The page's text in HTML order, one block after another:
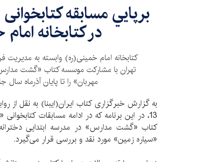
برپايي مسابقه
در کتابخانه
تهران با مشارکت موسسه کتاب «گشت
مهربان» را تا پایان آذرماه سال
به گزارش خبرگزاری کتاب ایران(ایبنا) به نقل از
13، در این برنامه که در ادامه مسابقات
کتاب «گشت مدارس» در مدرسه ابتدایی
«سیاره زمین» مورد نقد و بررسی قرار می‌‌گیرد.